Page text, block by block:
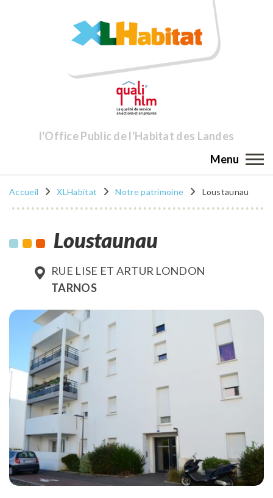
l'Office Public de l'Habitat des Landes
Menu
Accueil XLHabitat Notre patrimoine Loustaunau
Loustaunau
RUE LISE ET ARTUR LONDON
TARNOS